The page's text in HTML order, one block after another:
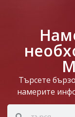
Търсете
намерите